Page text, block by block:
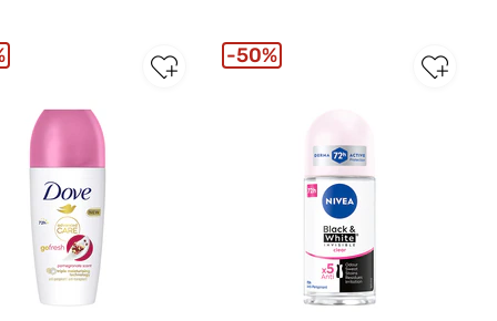
50%